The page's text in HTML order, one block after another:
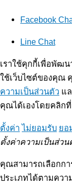
Facebook
Line Chat
เราใช้คุกกี้เพื่อพัฒ
ใช้เว็บไซต์ของคุณ
ความเป็นส่วนตัว แ
คุณได้เองโดยคลิกที่
ตั้งค่า ไม่ยอมรับ ยอ
ตั้งค่าความเป็นส่วน
คุณสามารถเลือกก
ประเภทได้ตามควา